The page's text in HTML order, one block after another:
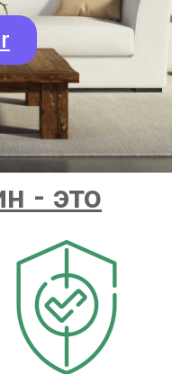
- это